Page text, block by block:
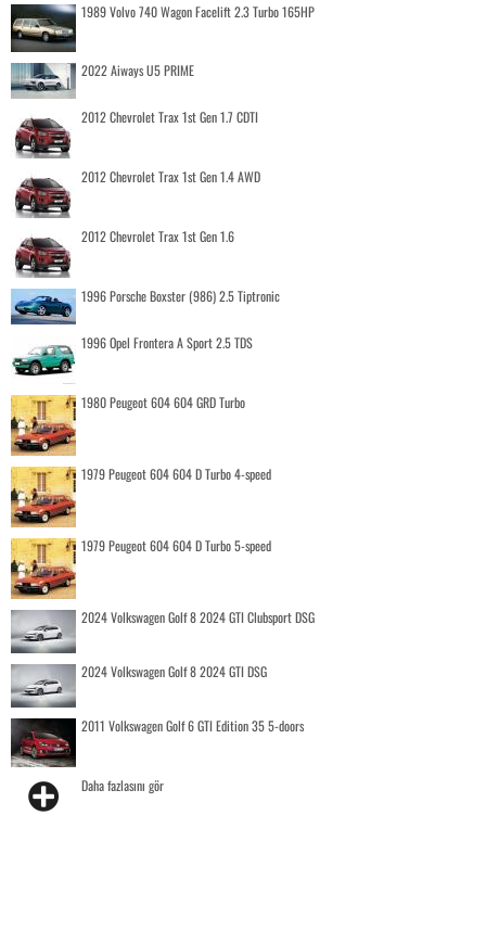
1989 Volvo 740 Wagon Facelift 2.3 Turbo 165HP
2022 Aiways U5 PRIME
2012 Chevrolet Trax 1st Gen 1.7 CDTI
2012 Chevrolet Trax 1st Gen 1.4 AWD
2012 Chevrolet Trax 1st Gen 1.6
1996 Porsche Boxster (986) 2.5 Tiptronic
1996 Opel Frontera A Sport 2.5 TDS
1980 Peugeot 604 604 GRD Turbo
1979 Peugeot 604 604 D Turbo 4-speed
1979 Peugeot 604 604 D Turbo 5-speed
2024 Volkswagen Golf 8 2024 GTI Clubsport DSG
2024 Volkswagen Golf 8 2024 GTI DSG
2011 Volkswagen Golf 6 GTI Edition 35 5-doors
Daha fazlasını gör